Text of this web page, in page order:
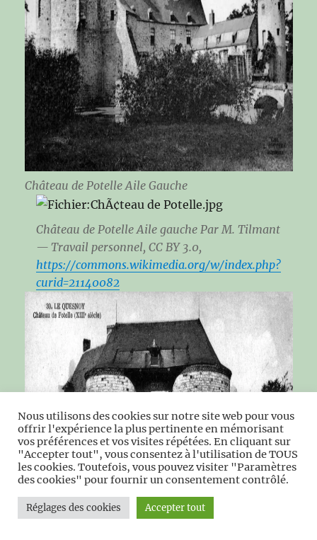
Château de Potelle Aile Gauche
Château de Potelle Aile gauche Par M. Tilmant
— Travail personnel, CC BY 3.0,
https://commons.wikimedia.org/w/index.php?
curid=21140082
Nous utilisons des cookies sur notre site web pour vous
offrir l'expérience la plus pertinente en mémorisant
vos préférences et vos visites répétées. En cliquant sur
"Accepter tout", vous consentez à l'utilisation de TOUS
les cookies. Toutefois, vous pouvez visiter "Paramètres
des cookies" pour fournir un consentement contrôlé.
Réglages des cookies Accepter tout